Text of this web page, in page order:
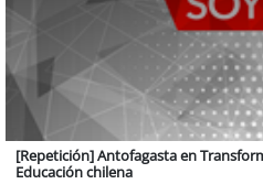
[Repetición] Antofagasta en
Educación chilena